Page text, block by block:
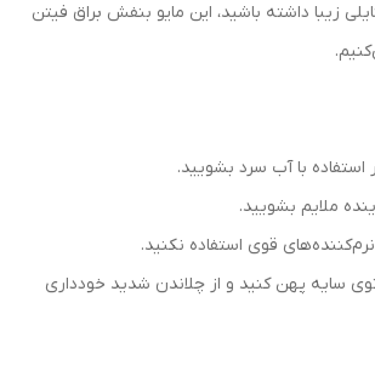
زیبا داشته باشید، این مایو بنفش براق فیتن
استفاده با آب سرد بشویید.
ملایم بشویید.
قوی استفاده نکنید.
سایه پهن کنید و از چلاندن شدید خودداری